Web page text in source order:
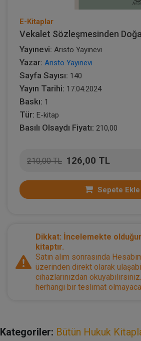
E-Kitaplar
Vekalet Sözleşmesinden
Yayınevi: Aristo Yayınevi
Yazar: Aristo Yayınevi
Sayfa Sayısı: 140
Yayın Tarihi: 17.04.2024
Baskı: 1
Tür: E-kitap
Basılı Olsaydı Fiyatı: 210,00
210,00 TL 126,00 TL
Sepete Ekle
Dikkat: İncelemekte
kitaptır.
Satın alım sonrasında
üzerinden direkt olarak
cihazlarınızdan
herhangi bir teslimat
Kategoriler: Bütün Hukuk